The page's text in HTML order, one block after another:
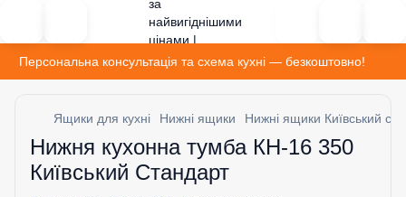
Персональна консультація та схема кухні — безкоштовно!
Ящики для кухні Нижні ящики Нижні ящики Київський
Нижня кухонна тумба КН-16 350
Київський Стандарт